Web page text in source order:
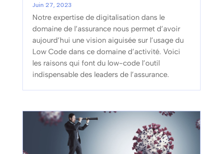
Juin 27, 2023
Notre expertise de digitalisation dans le
domaine de l’assurance nous permet d’avoir
aujourd’hui une vision aiguisée sur l’usage du
Low Code dans ce domaine d’activité. Voici
les raisons qui font du low-code l’outil
indispensable des leaders de l’assurance.